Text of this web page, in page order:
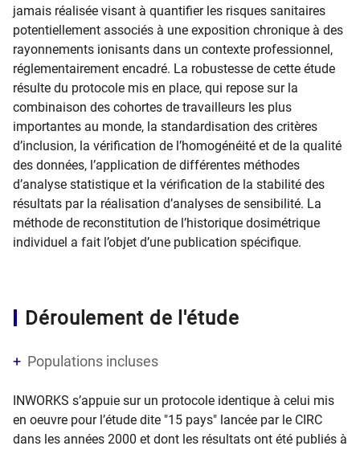
jamais réalisée visant à quantifier les risques sanitaires
potentiellement associés à une exposition chronique à des
rayonnements ionisants dans un contexte professionnel,
réglementairement encadré. La robustesse de cette étude
résulte du protocole mis en place, qui repose sur la
combinaison des cohortes de travailleurs les plus
importantes au monde, la standardisation des critères
d’inclusion, la vérification de l’homogénéité et de la qualité
des données, l’application de différentes méthodes
d’analyse statistique et la vérification de la stabilité des
résultats par la réalisation d’analyses de sensibilité. La
méthode de reconstitution de l’historique dosimétrique
individuel a fait l’objet d’une publication spécifique.
Déroulement de l'étude
Populations incluses
INWORKS s’appuie sur un protocole identique à celui mis
en oeuvre pour l’étude dite "15 pays" lancée par le CIRC
dans les années 2000 et dont les résultats ont été publiés à